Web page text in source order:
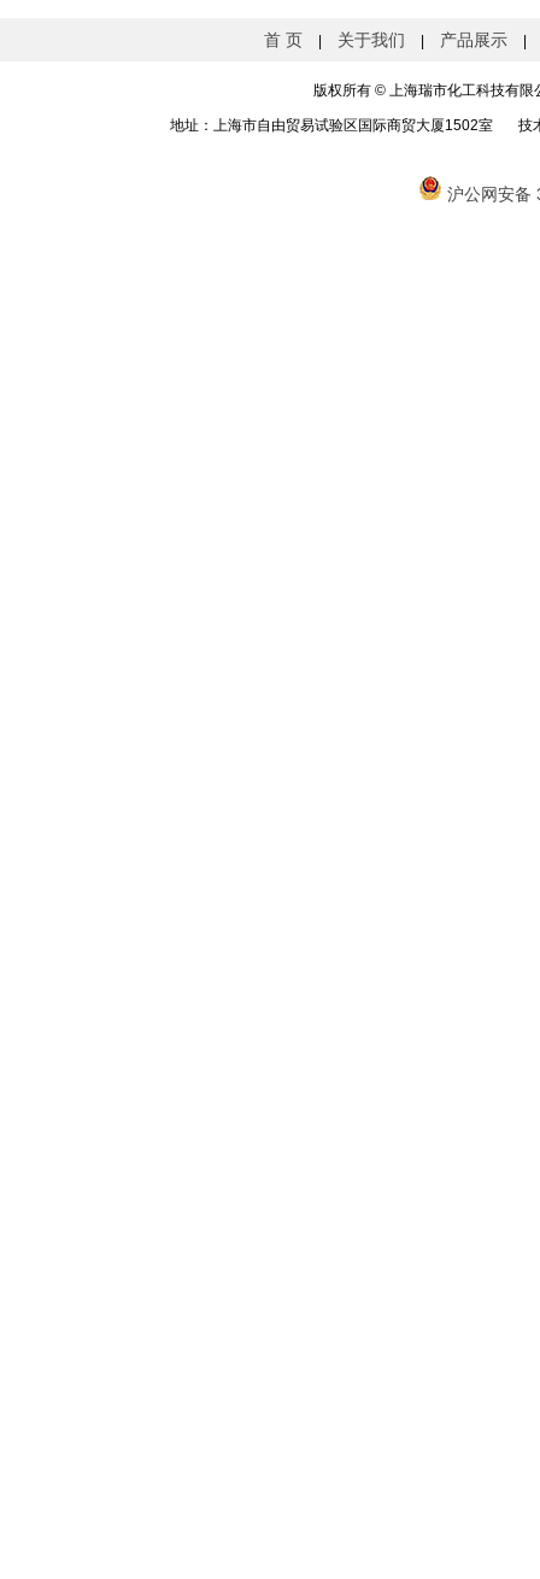
首 页 关于我们 产品展示
版权所有 ©上海瑞市化工科技有
地址：上海市自由贸易试验区国际商贸大厦1502室 技
沪公网安备